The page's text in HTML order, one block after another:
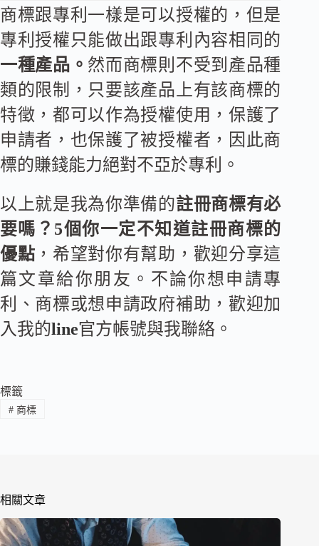
商標跟專利一樣是可以授權的，但是
專利授權只能做出跟專利內容相同的
一種產品。 然而商標則不受到產品種
類的限制，只要該產品上有該商標的
特徵，都可以作為授權使用，保護了
申請者，也保護了被授權者，因此商
標的賺錢能力絕對不亞於專利。
以上就是我為你準備的註冊商標有必
要嗎？5個你一定不知道註冊商標的
優點 ，希望對你有幫助，歡迎分享這
篇文章給你朋友。不論你想申請專
利、商標或想申請政府補助，歡迎加
入我的line官方帳號與我聯絡。
標籤
#商標
相關文章